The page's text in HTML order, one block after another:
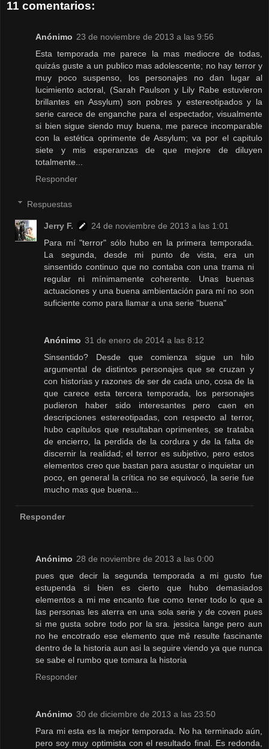
11 comentarios:
Anónimo 23 de noviembre de 2013 a las 9:56
Esta temporada me parece la mas mediocre de todas,
quizás guste a un publico mas adolescente; no hay terror y
muy poco suspenso, los personajes no dan lugar al
lucimiento actoral, (Sarah Paulson y Lily Rabe estuvieron
brillantes en Assylum) son pobres y estereotipados y la
serie carece de enganche para el espectador, visualmente
si bien sigue siendo muy buena, me parece incomparable
con la estética oprimente de Assylum; va por el capitulo
siete y mis esperanzas de que mejore de diluyen
totalmente...
Responder
Respuestas
Jerry F.
24 de noviembre de 2013 a las 1:01
Para mí "terror" sólo hubo en la primera temporada.
La segunda, desde mi punto de vista, era un
sinsentido continuo que no contaba con una trama ni
regular ni mínimamente coherente. Unas buenas
actuaciones y una buena ambientación para mí no son
suficiente como para llamar a una serie "buena"
Anónimo 31 de enero de 2014 a las 8:12
Sinsentido? Desde que comienza sigue un hilo
argumental de distintos personajes que se cruzan y
con historias y razones de ser de cada uno, cosa de la
que carece esta tercera temporada, los personajes
pudieron haber sido interesantes pero caen en
descripciones estereotipadas, con respecto al terror,
hubo capítulos que resultaban oprimentes, se trataba
de encierro, la perdida de la cordura y de la falta de
discernir la realidad; el terror es subjetivo, pero estos
elementos creo que bastan para asustar o inquietar un
poco, en general la crítica no se equivocó, la serie fue
mucho mas que buena...
Responder
Anónimo 28 de noviembre de 2013 a las 0:00
pues que decir la segunda temporada a mi gusto fue
estupenda si bien es cierto que hubo demasiados
elementos a mi me encanto fue como tener todo lo que a
las personas les aterra en una sola serie y de coven pues
si me gusta sobre todo por la sra. jessica lange pero aun
no he encotrado ese elemento que mě resulte fascinante
dentro de la historia aun asi la seguire viendo ya que nunca
se sabe el rumbo que tomara la historia
Responder
Anónimo 30 de diciembre de 2013 a las 23:50
Para mi esta es la mejor temporada. No ha terminado aún,
pero soy muy optimista con el resultado final. Es redonda,